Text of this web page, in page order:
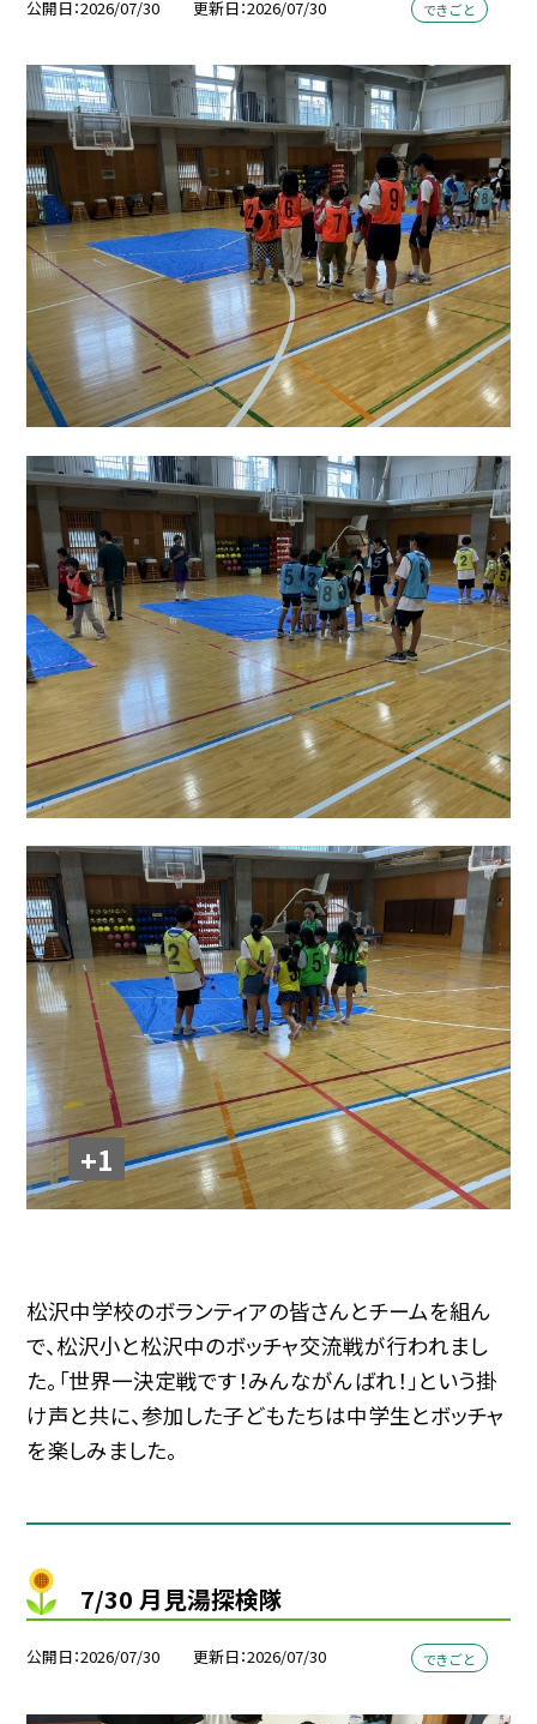
公開日 2026/07/30 更新日 2026/07/30 できごと
+1
松沢中学校のボランティアの皆さんとチームを組ん
で、松沢小と松沢中のボッチャ交流戦が行われまし
た。「世界一決定戦です！みんながんばれ！」という掛
け声と共に、参加した子どもたちは中学生とボッチャ
を楽しみました。
7/30 月見湯探検隊
公開日 2026/07/30 更新日 2026/07/30 できごと